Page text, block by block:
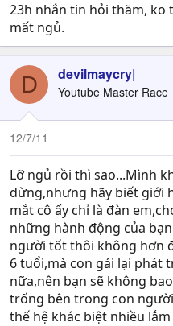
23h nhắn tin hỏi thăm, ko
mất ngủ.
D devilmaycry|
Youtube Master Race
12/7/11
Lỡ ngủ rồi thì sao...Mình
dừng,nhưng hãy biết giới
mắt cô ấy chỉ là đàn
những hành động của
người tốt thôi không hơn
6 tuổi,mà con gái lại phát
nữa,nên bạn sẽ không
trống bên trong con
thế hệ khác biệt nhiều lắm